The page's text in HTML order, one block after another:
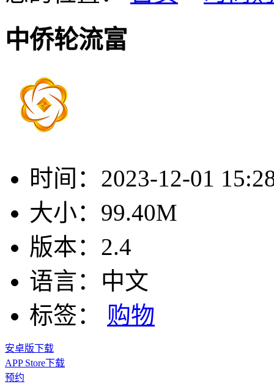
中侨轮流富
时间： 2023-12-01
大小： 99.40M
版本： 2.4
语言： 中文
标签：
购物
安卓版下载
APP Store下载
预约